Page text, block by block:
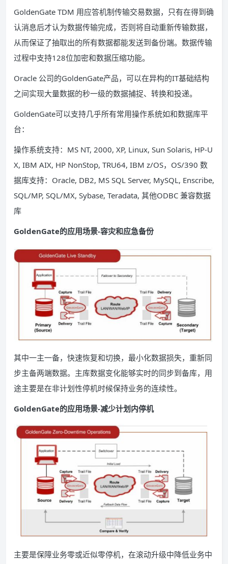
GoldenGate TDM 用应答机制传输交易数据，只有在得到确
认消息后才认为数据传输完成，否则将自动重新传输数据，
从而保证了抽取出的所有数据都能发送到备份端。数据传输
过程中支持128位加密和数据压缩功能。
Oracle 公司的GoldenGate产品，可以在异构的IT基础结构
之间实现大量数据的秒一级的数据捕捉、转换和投递。
GoldenGate可以支持几乎所有常用操作系统如和数据库平
台：
操作系统支持：MS NT, 2000, XP, Linux, Sun Solaris, HP-U
X, IBM AIX, HP NonStop, TRU64, IBM z/OS，OS/390 数
据库支持：Oracle, DB2, MS SQL Server, MySQL, Enscribe,
SQL/MP, SQL/MX, Sybase, Teradata, 其他ODBC 兼容数据
库
GoldenGate的应用场景-容灾和应急备份
其中一主一备，快速恢复和切换，最小化数据损失，重新同
步主备两端数据。主库数据变化能够实时的同步到备库，用
途主要是在非计划性停机时候保持业务的连续性。
GoldenGate的应用场景-减少计划内停机
主要是保障业务零或近似零停机，在滚动升级中降低业务中